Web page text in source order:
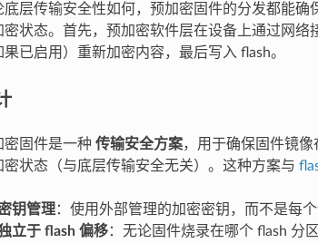
底层传输安全性如何，预加密固件的分发都能确
密状态。首先，预加密软件层在设备上通过网络
果已启用）重新加密内容，最后写入 flash。
密固件是一种 传输安全方案，用于确保固件镜像
密状态（与底层传输安全无关）。这种方案与
钥管理：使用外部管理的加密密钥，而不是每
立于 flash 偏移：无论固件烧录在哪个 flash 分